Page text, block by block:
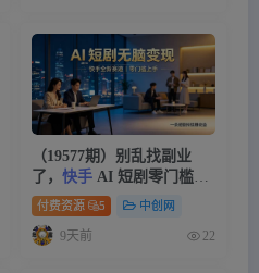
（19577期）别乱找副业
了， 快手 AI 短剧零门槛长
久被动增收
付费资源 5 中创网
9天前 22